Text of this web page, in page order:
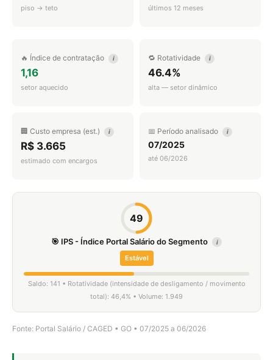
piso → teto últimos 12 meses
🔥 Índice de contratação i
1,16
setor aquecido
🔁 Rotatividade i
46.4%
alta — setor dinâmico
🏢 Custo empresa (est.) i
R$ 3.665
estimado com encargos
📅 Período analisado i
07/2025
até 06/2026
49
🎯 IPS - Índice Portal Salário do Segmento i
Estável
Saldo: 141 • Rotatividade (intensidade de desligamento / movimento
total): 46,4% • Volume: 1.949
Fonte: Portal Salário / CAGED • GO • 07/2025 a 06/2026